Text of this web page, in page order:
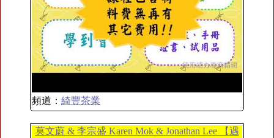
頻道： 綺豐茶業
莫文蔚 & 李宗盛 Karen Mok & Jonathan Lee 【遇